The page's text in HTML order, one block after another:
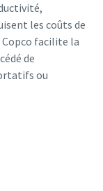
les coûts de
facilite la
de
ou